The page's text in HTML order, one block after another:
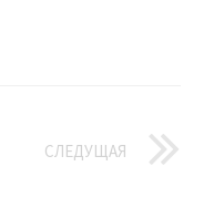
СЛЕДУЩАЯ